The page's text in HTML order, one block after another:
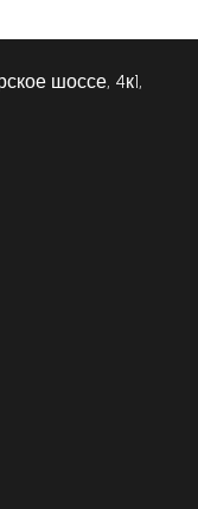
шоссе, 4к1,